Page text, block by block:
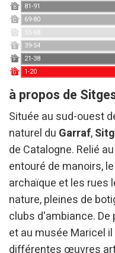
B 81-91
C 69-80
D 55-68
E 39-54
F 21-38
G 1-20
à propos de
Située au sud-ouest
naturel du Garraf,
de Catalogne. Relié
entouré de manoirs,
archaïque et les rues
nature, pleines de
clubs d'ambiance. De
et au musée Maricel
différentes œuvres
Ce site Web utilise ses
informations afin
continuez à naviguer,
L'utilisateur a la
pouvant, s'il le souhaite,
disque dur, même s'il
action peut entraîner
site.
Ils permettent le suivi et
utilisateurs de ce site.
type de cookies sont
Web pour l'élaboration
utilisateurs afin
l'analyse des données
utilisateurs du service. .
sauvegarder les
pour améliorer la
meilleure expérience
Marketing et